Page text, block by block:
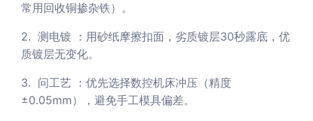
常用回收铜掺杂铁）。
2. 测电镀 ：用砂纸摩擦扣面，劣质镀层30秒露底，优
质镀层无变化。
3. 问工艺 ：优先选择数控机床冲压（精度
±0.05mm），避免手工模具偏差。